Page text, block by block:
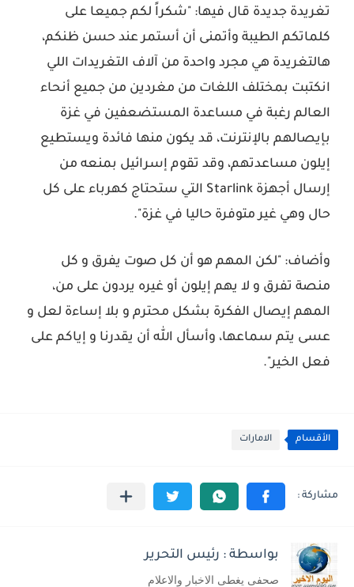
تغريدة جديدة قال فيها: "شكراً لكم جميعا على
كلماتكم الطيبة وأتمنى أن أستمر عند حسن ظنكم،
هالتغريدة هي مجرد واحدة من آلاف التغريدات اللي
انكتبت بمختلف اللغات من مغردين من جميع أنحاء
العالم رغبة في مساعدة المستضعفين في غزة
بإيصالهم بالإنترنت، قد يكون منها فائدة ويستطيع
إيلون مساعدتهم، وقد تقوم إسرائيل بمنعه من
إرسال أجهزة Starlink التي ستحتاج كهرباء على كل
حال وهي غير متوفرة حاليا في غزة".
وأضاف: "لكن المهم هو أن كل صوت يفرق و كل
منصة تفرق و لا يهم إيلون أو غيره يردون على من،
المهم إيصال الفكرة بشكل محترم و بلا إساءة لعل و
عسى يتم سماعها، وأسأل الله أن يقدرنا و إياكم على
فعل الخير".
الأقسام الامارات
بواسطة : رئيس التحرير
صحفى يغطى الاخبار والاعلام